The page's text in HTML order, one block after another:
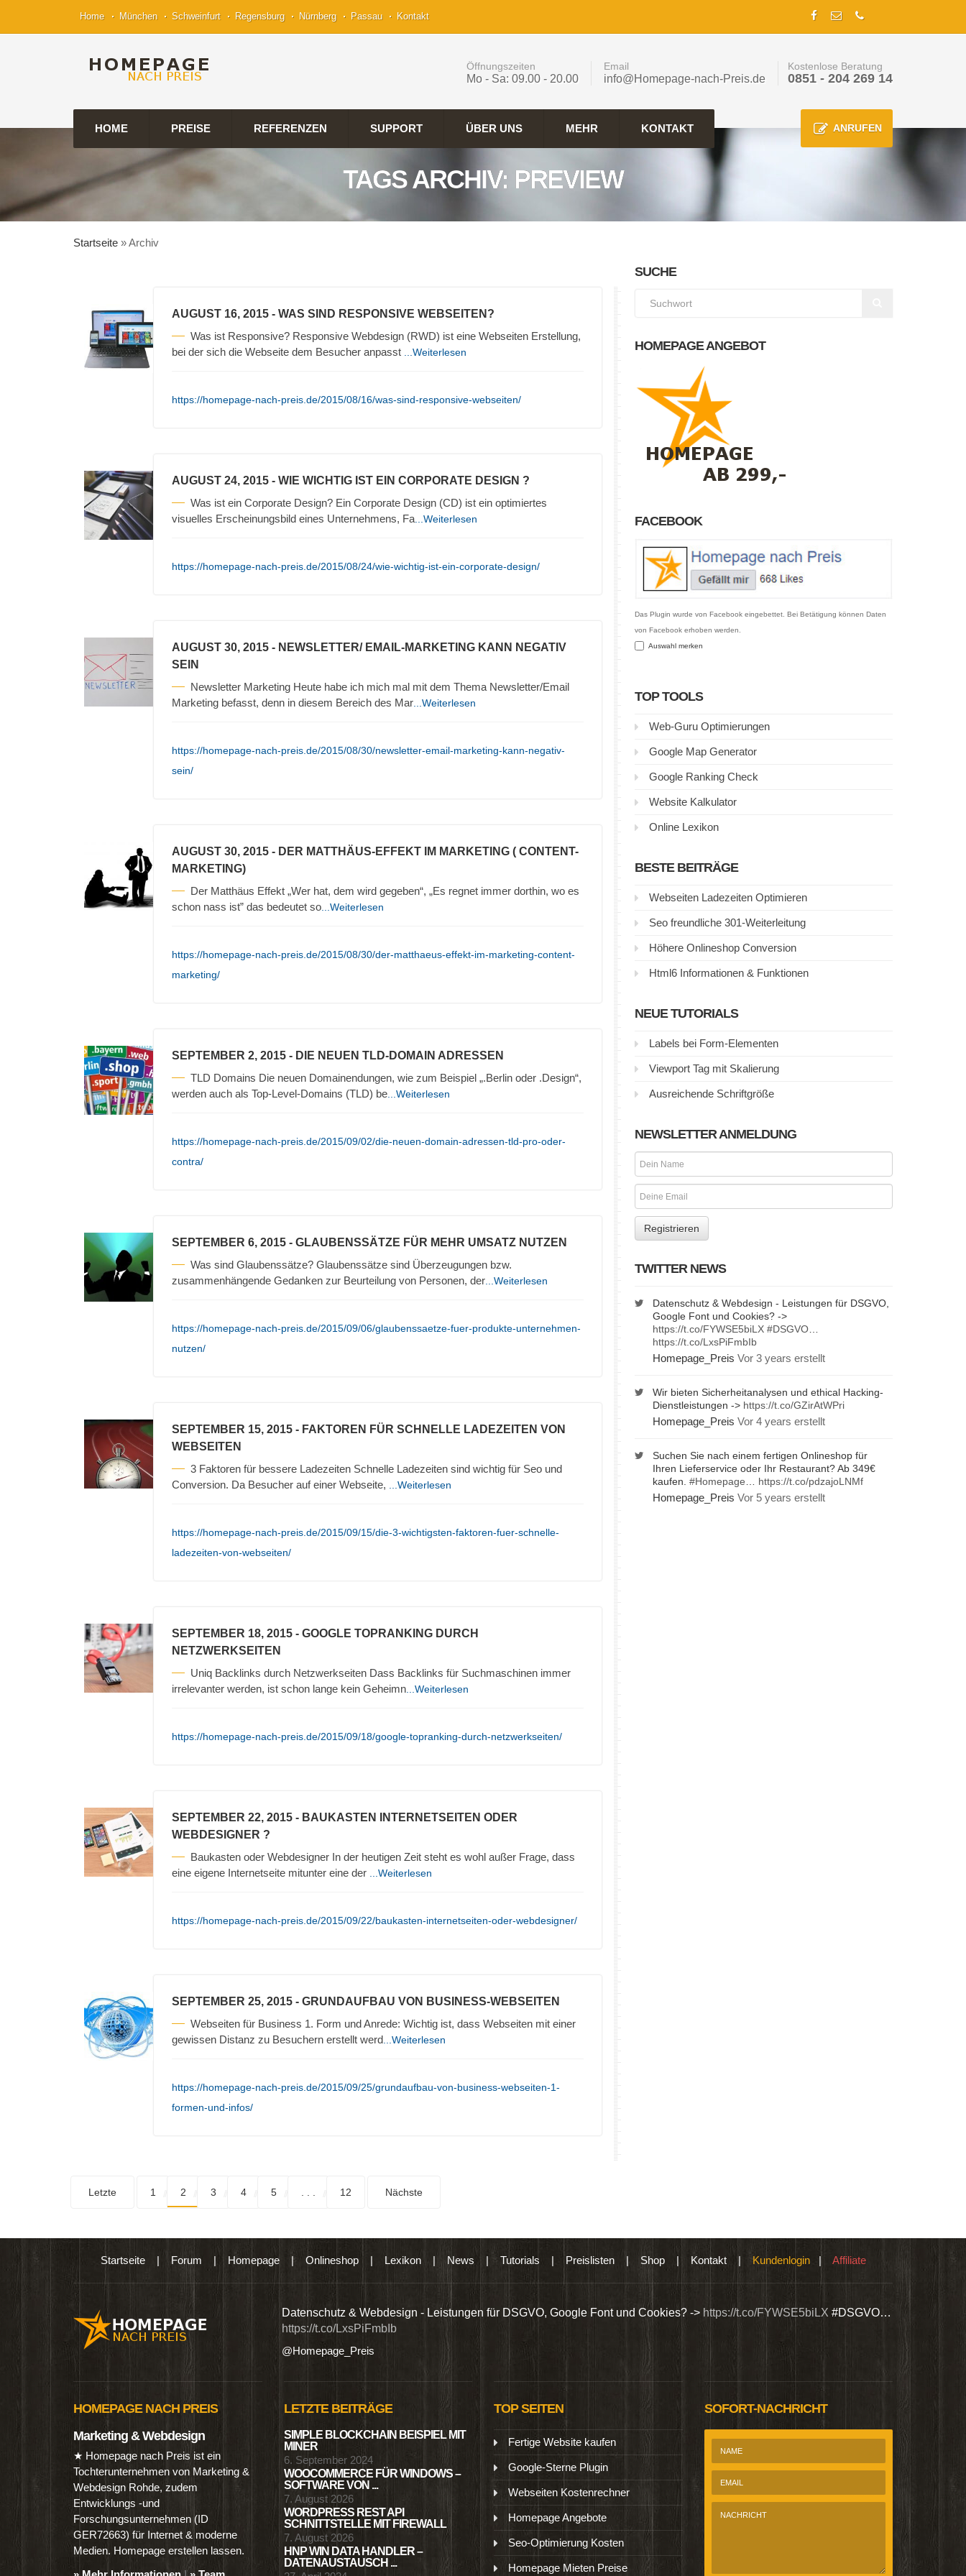
Home München Schweinfurt Regensburg Nürnberg Passau Kontakt
Öffnungszeiten
Mo - Sa: 09.00 - 20.00
Email
info@Homepage-nach-Preis.de
Kostenlose Beratung
0851 - 204 269 14
HOME PREISE REFERENZEN SUPPORT ÜBER UNS MEHR KONTAKT ANRUFEN
TAGS ARCHIV: PREVIEW
Startseite »Archiv
AUGUST 16, 2015 - WAS SIND RESPONSIVE WEBSEITEN?
Was ist Responsive? Responsive Webdesign (RWD) ist eine Webseiten Erstellung,
bei der sich die Webseite dem Besucher anpasst
...Weiterlesen
https://homepage-nach-preis.de/2015/08/16/was-sind-responsive-webseiten/
AUGUST 24, 2015 - WIE WICHTIG IST EIN CORPORATE DESIGN ?
Was ist ein Corporate Design? Ein Corporate Design (CD) ist ein optimiertes
visuelles Erscheinungsbild eines Unternehmens, Fa ...Weiterlesen
https://homepage-nach-preis.de/2015/08/24/wie-wichtig-ist-ein-corporate-design/
AUGUST 30, 2015 - NEWSLETTER/ EMAIL-MARKETING KANN NEGATIV
SEIN
Newsletter Marketing Heute habe ich mich mal mit dem Thema Newsletter/Email
Marketing befasst, denn in diesem Bereich des Mar ...Weiterlesen
https://homepage-nach-preis.de/2015/08/30/newsletter-email-marketing-kann-negativ-
sein/
AUGUST 30, 2015 - DER MATTHÄUS-EFFEKT IM MARKETING ( CONTENT-
MARKETING)
Der Matthäus Effekt „Wer hat, dem wird gegeben“, „Es regnet immer dorthin, wo es
schon nass ist” das bedeutet so ...Weiterlesen
https://homepage-nach-preis.de/2015/08/30/der-matthaeus-effekt-im-marketing-content-
marketing/
SEPTEMBER 2, 2015 - DIE NEUEN TLD-DOMAIN ADRESSEN
TLD Domains Die neuen Domainendungen, wie zum Beispiel „.Berlin oder .Design“,
werden auch als Top-Level-Domains (TLD) be ...Weiterlesen
https://homepage-nach-preis.de/2015/09/02/die-neuen-domain-adressen-tld-pro-oder-
contra/
SEPTEMBER 6, 2015 - GLAUBENSSÄTZE FÜR MEHR UMSATZ NUTZEN
Was sind Glaubenssätze? Glaubenssätze sind Überzeugungen bzw.
zusammenhängende Gedanken zur Beurteilung von Personen, der ...Weiterlesen
https://homepage-nach-preis.de/2015/09/06/glaubenssaetze-fuer-produkte-unternehmen-
nutzen/
SEPTEMBER 15, 2015 - FAKTOREN FÜR SCHNELLE LADEZEITEN VON
WEBSEITEN
3 Faktoren für bessere Ladezeiten Schnelle Ladezeiten sind wichtig für Seo und
Conversion. Da Besucher auf einer Webseite,
...Weiterlesen
https://homepage-nach-preis.de/2015/09/15/die-3-wichtigsten-faktoren-fuer-schnelle-
ladezeiten-von-webseiten/
SEPTEMBER 18, 2015 - GOOGLE TOPRANKING DURCH
NETZWERKSEITEN
Uniq Backlinks durch Netzwerkseiten Dass Backlinks für Suchmaschinen immer
irrelevanter werden, ist schon lange kein Geheimn ...Weiterlesen
https://homepage-nach-preis.de/2015/09/18/google-topranking-durch-netzwerkseiten/
SEPTEMBER 22, 2015 - BAUKASTEN INTERNETSEITEN ODER
WEBDESIGNER ?
Baukasten oder Webdesigner In der heutigen Zeit steht es wohl außer Frage, dass
eine eigene Internetseite mitunter eine der
...Weiterlesen
https://homepage-nach-preis.de/2015/09/22/baukasten-internetseiten-oder-webdesigner/
SEPTEMBER 25, 2015 - GRUNDAUFBAU VON BUSINESS-WEBSEITEN
Webseiten für Business 1. Form und Anrede: Wichtig ist, dass Webseiten mit einer
gewissen Distanz zu Besuchern erstellt werd ...Weiterlesen
https://homepage-nach-preis.de/2015/09/25/grundaufbau-von-business-webseiten-1-
formen-und-infos/
Letzte 1 2 3 4 5 12 Nächste
SUCHE
HOMEPAGE ANGEBOT
FACEBOOK
Das Plugin wurde von Facebook eingebettet. Bei Betätigung können Daten
von Facebook erhoben werden.
Auswahl merken
TOP TOOLS
Web-Guru Optimierungen
Google Map Generator
Google Ranking Check
Website Kalkulator
Online Lexikon
BESTE BEITRÄGE
Webseiten Ladezeiten Optimieren
Seo freundliche 301-Weiterleitung
Höhere Onlineshop Conversion
Html6 Informationen & Funktionen
NEUE TUTORIALS
Labels bei Form-Elementen
Viewport Tag mit Skalierung
Ausreichende Schriftgröße
NEWSLETTER ANMELDUNG
TWITTER NEWS
Datenschutz & Webdesign - Leistungen für DSGVO,
Google Font und Cookies? ->
https://t.co/FYWSE5biLX #DSGVO…
https://t.co/LxsPiFmbIb
Homepage_Preis Vor 3 years erstellt
Wir bieten Sicherheitanalysen und ethical Hacking-
Dienstleistungen -> https://t.co/GZirAtWPri
Homepage_Preis Vor 4 years erstellt
Suchen Sie nach einem fertigen Onlineshop für
Ihren Lieferservice oder Ihr Restaurant? Ab 349€
kaufen. #Homepage https://t.co/pdzajoLNMf
Homepage_Preis Vor 5 years erstellt
Startseite| Forum | Homepage| Onlineshop| Lexikon| News | Tutorials | Preislisten| Shop| Kontakt| Kundenlogin| Affiliate
Produkten wie Ebooks & DVDs.… Datenschutz & Webdesign - Leistungen für DSGVO, Google Font und Cookies? -> https://t.co/FYWSE5biLX #DSGVO…
https://t.co/LxsPiFmbIb
@Homepage_Preis
Wir bieten
HOMEPAGE NACH PREIS
Marketing & Webdesign
★ Homepage nach Preis ist ein
Tochterunternehmen von Marketing &
Webdesign Rohde, zudem
Entwicklungs -und
Forschungsunternehmen (ID
GER72663) für Internet & moderne
Medien. Homepage erstellen lassen.
LETZTE BEITRÄGE
SIMPLE BLOCKCHAIN BEISPIEL MIT
MINER
6. September 2024
WOOCOMMERCE FÜR WINDOWS –
SOFTWARE VON ...
7. August 2026
WORDPRESS REST API
SCHNITTSTELLE MIT FIREWALL
7. August 2026
HNP WIN DATA HANDLER –
DATENAUSTAUSCH ...
TOP SEITEN
Fertige Website kaufen
Google-Sterne Plugin
Webseiten Kostenrechner
Homepage Angebote
Seo-Optimierung Kosten
Homepage Mieten Preise
SOFORT-NACHRICHT